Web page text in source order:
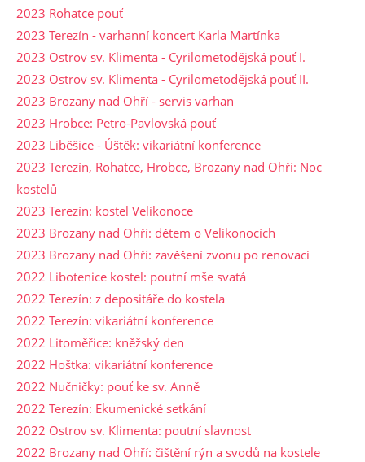
2023 Rohatce pouť
2023 Terezín - varhanní koncert Karla Martínka
2023 Ostrov sv. Klimenta - Cyrilometodějská pouť I.
2023 Ostrov sv. Klimenta - Cyrilometodějská pouť II.
2023 Brozany nad Ohří - servis varhan
2023 Hrobce: Petro-Pavlovská pouť
2023 Liběšice - Úštěk: vikariátní konference
2023 Terezín, Rohatce, Hrobce, Brozany nad Ohří: Noc
kostelů
2023 Terezín: kostel Velikonoce
2023 Brozany nad Ohří: dětem o Velikonocích
2023 Brozany nad Ohří: zavěšení zvonu po renovaci
2022 Libotenice kostel: poutní mše svatá
2022 Terezín: z depositáře do kostela
2022 Terezín: vikariátní konference
2022 Litoměřice: kněžský den
2022 Hoštka: vikariátní konference
2022 Nučničky: pouť ke sv. Anně
2022 Terezín: Ekumenické setkání
2022 Ostrov sv. Klimenta: poutní slavnost
2022 Brozany nad Ohří: čištění rýn a svodů na kostele